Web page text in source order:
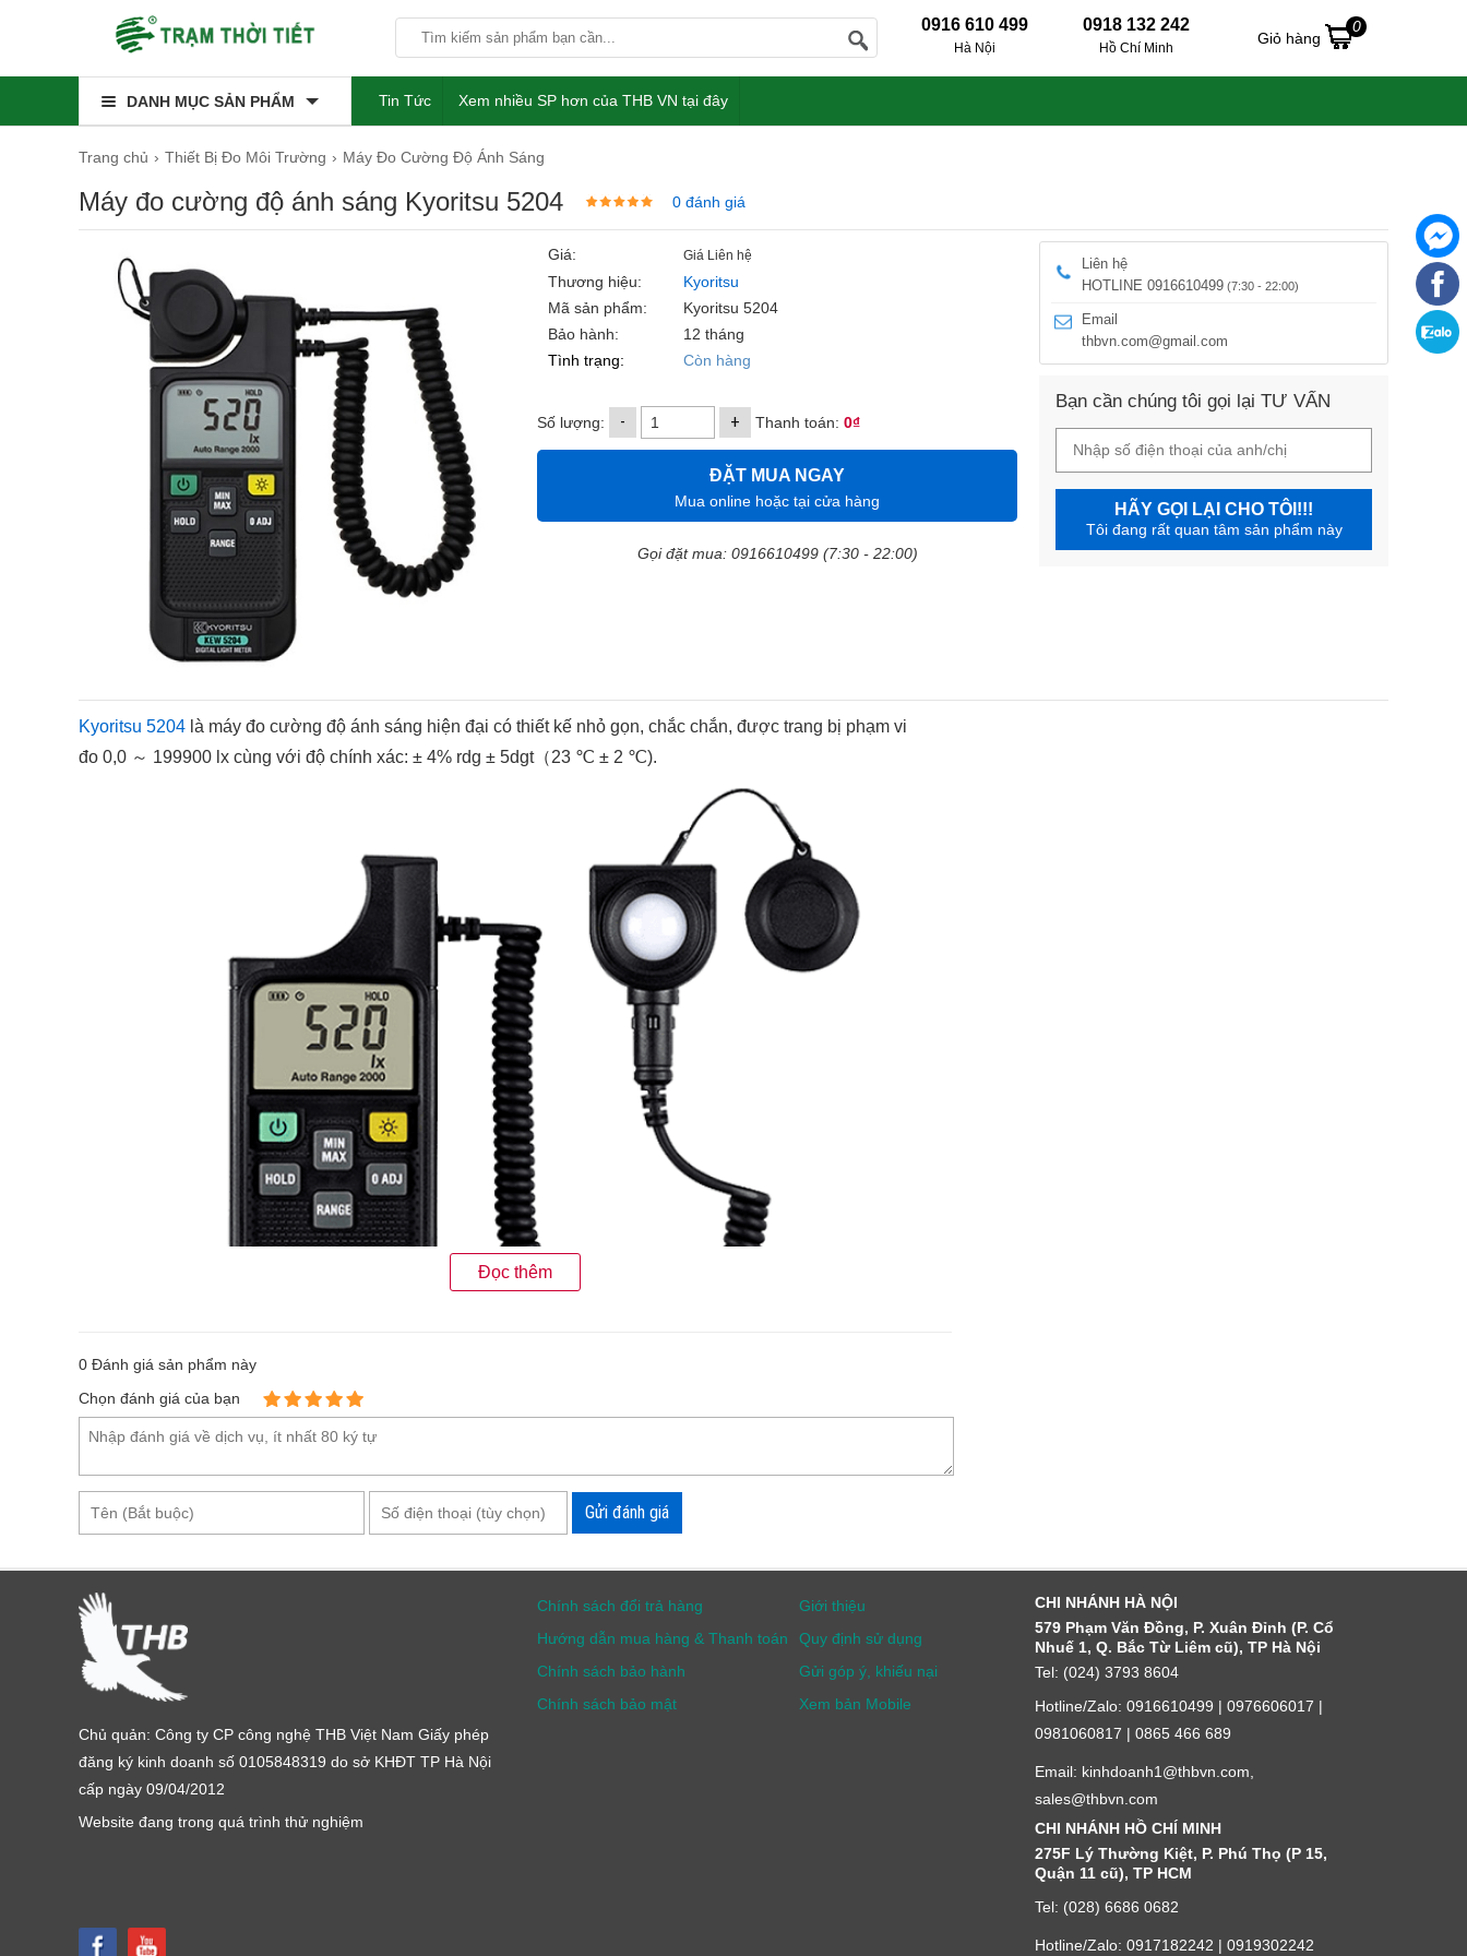
0916 610 499
Hà Nội
0918 132 242
Hồ Chí Minh
Giỏ hàng
0
DANH MỤC SẢN PHẨM Tin Tức Xem nhiều SP hơn của THB VN tại đây
Trang chủ Thiết Bị Đo Môi Trường Máy Đo Cường Độ Ánh Sáng
Máy đo cường độ ánh sáng Kyoritsu 5204 0 đánh giá
Giá: Giá Liên hệ
Thương hiệu:
Kyoritsu
Mã sản phẩm:
Kyoritsu 5204
Bảo hành:
12 tháng
Tình trạng:
Còn hàng
Số lượng: - + Thanh toán: 0₫
ĐẶT MUA NGAY
Mua online hoặc tại cửa hàng
Gọi đặt mua: 0916610499 (7:30 - 22:00)
Liên hệ
HOTLINE 0916610499 (7:30 - 22:00)
Email
thbvn.com@gmail.com
Bạn cần chúng tôi gọi lại TƯ VẤN
HÃY GỌI LẠI CHO TÔI!!!
Tôi đang rất quan tâm sản phẩm này
Kyoritsu 5204 là máy đo cường độ ánh sáng hiện đại có thiết kế nhỏ gọn, chắc chắn, được trang bị phạm vi
đo 0,0 ～ 199900 lx cùng với độ chính xác: ± 4% rdg ± 5dgt（23 ℃ ± 2 ℃).
Máy đo cường độ ánh sáng Kyoritsu 5204
Thông số kỹ thuật Máy đo cường độ ánh sáng Kyoritsu 5204
Kiểu đầu đo: Liền thân
Độ chính xác: ± 4% rdg ± 5dgt (23 ℃ ± 2 ℃)
Kích thước: 169x63x37mm
Trọng lượng : 210g
Nguồn cấp: R6 (AA) (1.5V) x 2
Phụ kiện theo máy: Hộp đựng
Kyoritsu 5204 hiện đang được phân phối tại THB Việt Nam với cam kết Chính Hãng - Giá Tốt. Để sở hữu sản
Đọc thêm
0 Đánh giá sản phẩm này
Chọn đánh giá của bạn
Gửi đánh giá
Chủ quản: Công ty CP công nghệ THB Việt Nam Giấy phép
đăng ký kinh doanh số 0105848319 do sở KHĐT TP Hà Nội
cấp ngày 09/04/2012
Website đang trong quá trình thử nghiệm
Chính sách đổi trả hàng
Hướng dẫn mua hàng & Thanh toán
Chính sách bảo hành
Chính sách bảo mật
Giới thiệu
Quy định sử dụng
Gửi góp ý, khiếu nại
Xem bản Mobile
CHI NHÁNH HÀ NỘI
579 Phạm Văn Đồng, P. Xuân Đỉnh (P. Cổ
Nhuế 1, Q. Bắc Từ Liêm cũ), TP Hà Nội
Tel: (024) 3793 8604
Hotline/Zalo: 0916610499 | 0976606017 |
0981060817 | 0865 466 689
Email: kinhdoanh1@thbvn.com,
sales@thbvn.com
CHI NHÁNH HỒ CHÍ MINH
275F Lý Thường Kiệt, P. Phú Thọ (P 15,
Quận 11 cũ), TP HCM
Tel: (028) 6686 0682
Hotline/Zalo: 0917182242 | 0919302242